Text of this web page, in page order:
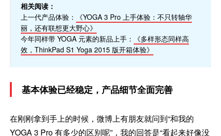
相关阅读：
上一代产品体验：
《YOGA 3 Pro 上手体验：不只转轴华
丽，还有联想更大野心》
今年同样带 YOGA 元素的新品上手：
《多样形态同样高
效，ThinkPad S1 Yoga 2015 版开箱体验》
基本体验已经稳定，产品细节全面完善
在刚刚拿到手上的时候，微博上有朋友就问到“和我的
YOGA 3 Pro 有多少的区别呢”，我的回答是“看起来好像没